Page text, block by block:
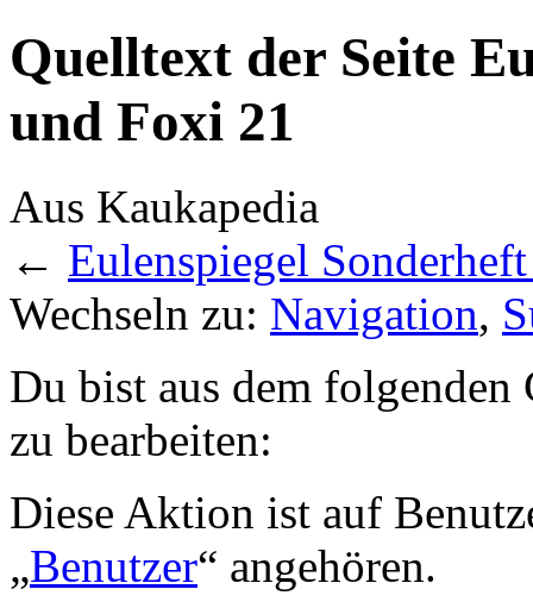
Quelltext der Seite
und Foxi 21
Aus Kaukapedia
← Eulenspiegel
Wechseln zu: Navigation,
Du bist aus dem
zu bearbeiten:
Diese Aktion ist auf
„Benutzer“ angehören.